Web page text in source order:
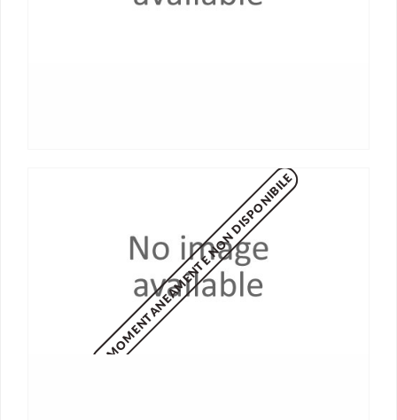
MOMENTANEAMENTE NON DISPONIBILE